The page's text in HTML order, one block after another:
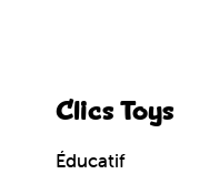
Clics Toys
Éducatif